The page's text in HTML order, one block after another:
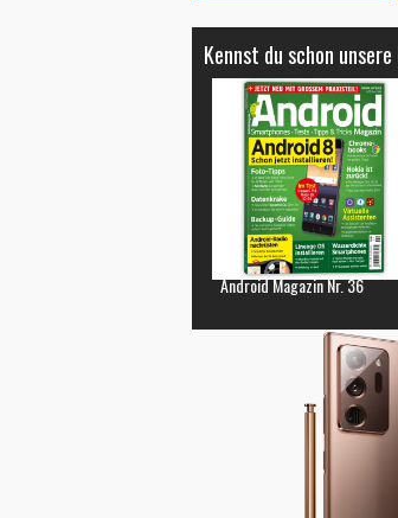
Kennst du schon
Android Magazin Nr. 36